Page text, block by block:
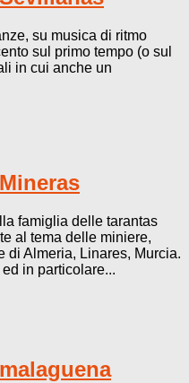
su musica di ritmo
sul primo tempo (o sul
in cui anche un
famiglia delle tarantas
al tema delle miniere,
di Almeria, Linares, Murcia.
in particolare...